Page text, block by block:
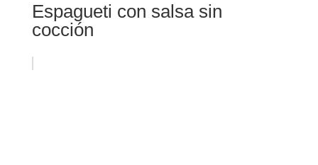
Espagueti con salsa sin
cocción